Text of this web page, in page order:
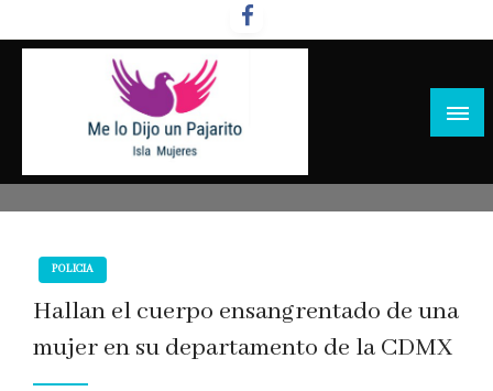
al
POLICIA
Hallan el cuerpo ensangrentado de una
mujer en su departamento de la CDMX